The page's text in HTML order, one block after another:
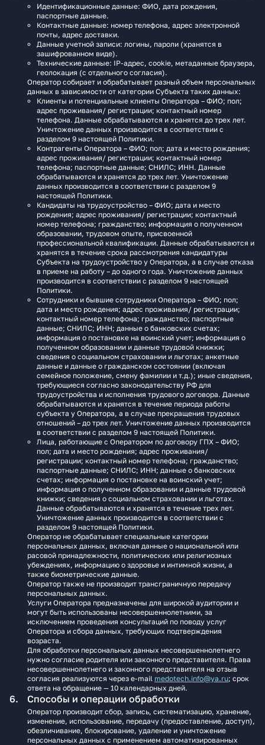
Идентификационные данные: ФИО, дата рождения,
паспортные данные.
Контактные данные: номер телефона, адрес электронной
почты, адрес доставки.
Данные учетной записи: логины, пароли (хранятся в
зашифрованном виде).
Технические данные: IP-адрес, cookie, метаданные браузера,
геолокация (с отдельного согласия).
Оператор собирает и обрабатывает разный объем персональных
данных в зависимости от категории Субъекта таких данных:
Клиенты и потенциальные клиенты Оператора – ФИО; пол;
адрес проживания/ регистрации; контактный номер
телефона. Данные обрабатываются и хранятся до трех лет.
Уничтожение данных производится в соответствии с
разделом 9 настоящей Политики.
Контрагенты Оператора – ФИО; пол; дата и место рождения;
адрес проживания/ регистрации; контактный номер
телефона; паспортные данные; СНИЛС; ИНН. Данные
обрабатываются и хранятся до трех лет. Уничтожение
данных производится в соответствии с разделом 9
настоящей Политики.
Кандидаты на трудоустройство – ФИО; дата и место
рождения; адрес проживания/ регистрации; контактный
номер телефона; гражданство; информация о полученном
образовании, трудовом опыте, присвоенной
профессиональной квалификации. Данные обрабатываются и
хранятся в течение срока рассмотрения кандидатуры
Субъекта на трудоустройство у Оператора, а в случае отказа
в приеме на работу – до одного года. Уничтожение данных
производится в соответствии с разделом 9 настоящей
Политики.
Сотрудники и бывшие сотрудники Оператора – ФИО; пол;
дата и место рождения; адрес проживания/ регистрации;
контактный номер телефона; гражданство; паспортные
данные; СНИЛС; ИНН; данные о банковских счетах;
информация о постановке на воинский учет; информация о
полученном образовании и данные трудовой книжки;
сведения о социальном страховании и льготах; анкетные
данные и данные о гражданском состоянии (включая
семейное положение, смену фамилии и т.д.); иные сведения,
требующиеся согласно законодательству РФ для
трудоустройства и исполнения трудового договора. Данные
обрабатываются и хранятся в течение периода работы
субъекта у Оператора, а в случае прекращения трудовых
отношений – до трех лет. Уничтожение данных производится
в соответствии с разделом 9 настоящей Политики.
Лица, работающие с Оператором по договору ГПХ – ФИО;
пол; дата и место рождения; адрес проживания/
регистрации; контактный номер телефона; гражданство;
паспортные данные; СНИЛС; ИНН; данные о банковских
счетах; информация о постановке на воинский учет;
информация о полученном образовании и данные трудовой
книжки; сведения о социальном страховании и льготах.
Данные обрабатываются и хранятся в течение трех лет.
Уничтожение данных производится в соответствии с
разделом 9 настоящей Политики.
Оператор не обрабатывает специальные категории
персональных данных, включая данные о национальной или
расовой принадлежности, политических или религиозных
убеждениях, информацию о здоровье и интимной жизни, а
также биометрические данные.
Оператор также не производит трансграничную передачу
персональных данных.
Услуги Оператора предназначены для широкой аудитории и
могут быть использованы несовершеннолетними, за
исключением проведения консультаций по поводу услуг
Оператора и сбора данных, требующих подтверждения
возраста.
Для обработки персональных данных несовершеннолетнего
нужно согласие родителя или законного представителя. Права
несовершеннолетнего и законного представителя на отзыв
согласия реализуются через e‑mail medotech.info@ya.ru; срок
ответа на обращение — 10 календарных дней.
Способы и операции обработки
Оператор производит сбор, запись, систематизацию, хранение,
изменение, использование, передачу (предоставление, доступ),
обезличивание, блокирование, удаление и уничтожение
персональных данных с применением автоматизированных